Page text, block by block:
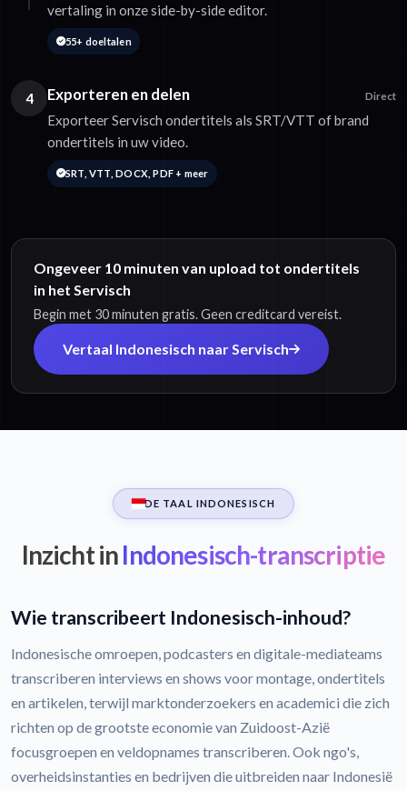
vertaling in onze side-by-side editor.
55+ doeltalen
4 Exporteren en delen Direct
Exporteer Servisch ondertitels als SRT/VTT of brand
ondertitels in uw video.
SRT, VTT, DOCX, PDF + meer
Ongeveer 10 minuten van upload tot ondertitels
in het Servisch
Begin met 30 minuten gratis. Geen creditcard vereist.
Vertaal Indonesisch naar Servisch
DE TAAL INDONESISCH
Inzicht inIndonesisch-transcriptie
Wie transcribeert Indonesisch-inhoud?
Indonesische omroepen, podcasters en digitale-mediateams
transcriberen interviews en shows voor montage, ondertitels
en artikelen, terwijl marktonderzoekers en academici die zich
richten op de grootste economie van Zuidoost-Azië
focusgroepen en veldopnames transcriberen. Ook ngo's,
overheidsinstanties en bedrijven die uitbreiden naar Indonesië